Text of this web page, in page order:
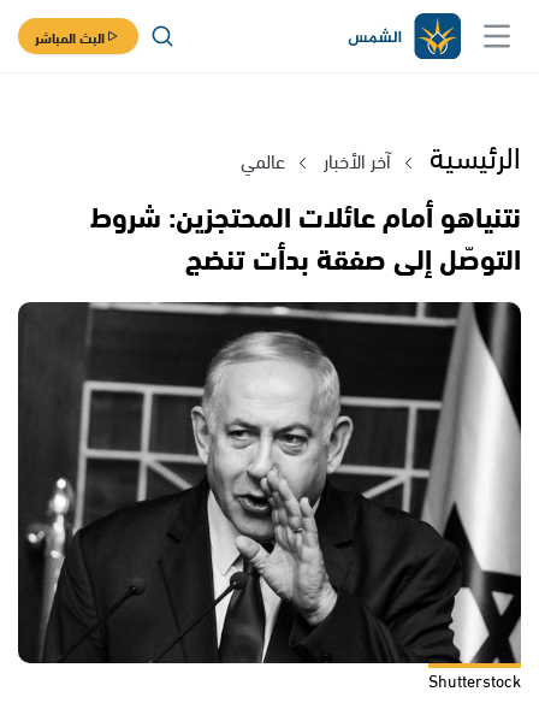
البث المباشر
الرئيسية آخر الأخبار عالمي
نتنياهو أمام عائلات المحتجزين: شروط
التوصّل إلى صفقة بدأت تنضج
Shutterstock